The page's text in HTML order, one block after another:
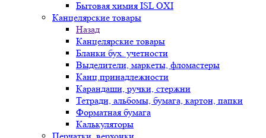
Бытовая химия ISL OXI
Канцелярские товары
Назад
Канцелярские товары
Бланки бух. учетности
Выделители, маркеты, фломастеры
Канц.принадлежности
Карандаши, ручки, стержни
Тетради, альбомы, бумага, картон, папки
Форматная бумага
Калькуляторы